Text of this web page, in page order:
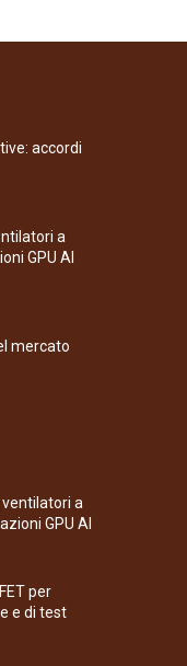
accordi
a
GPU AI
mercato
a
GPU AI
per
e di test